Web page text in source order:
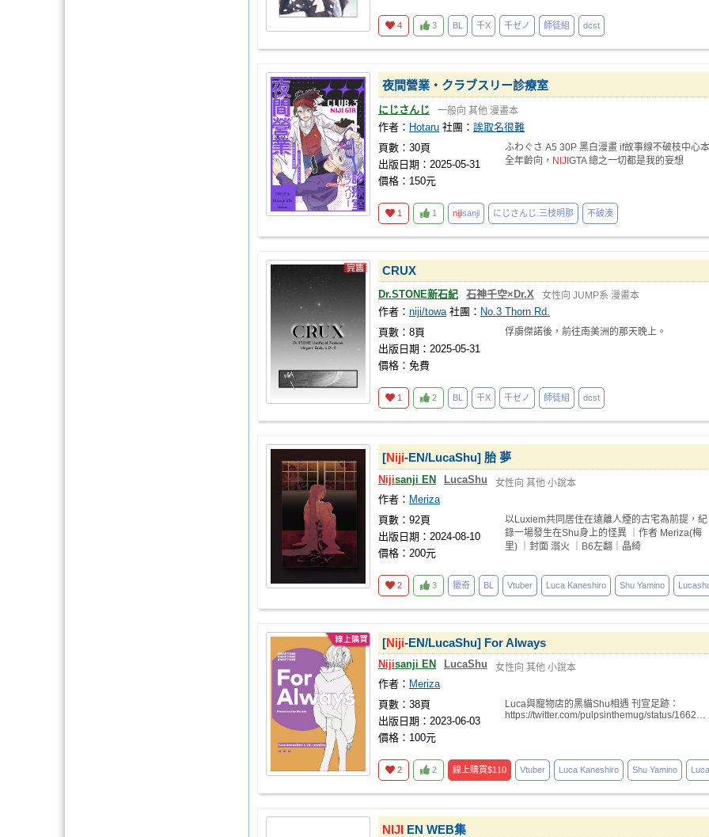
4 3 BL 千X 千ゼノ 師徒組 dcst
夜間營業・クラブスリー診療室
にじさんじ 一般向 其他 漫畫本
作者： Hotaru 社團： 誒取名很難
頁數：30頁
出版日期：2025-05-31
價格：150元
ふわぐさ A5 30P 黑白漫畫 if故事線不破枝中心本
全年齡向， NIJI GTA 總之一切都是我的妄想
1 1 nijisanji にじさんじ.三枝明那 不破湊
CRUX
Dr.STONE新石紀 石神千空×Dr.X 女性向 JUMP系 漫畫本
作者： niji/towa 社團： No.3 Thorn Rd.
頁數：8頁
出版日期：2025-05-31
價格：免費
俘虜傑諾後，前往南美洲的那天晚上。
1 2 BL 千X 千ゼノ 師徒組 dcst
[Niji-EN/LucaShu] 胎 夢
Nijisanji EN LucaShu 女性向 其他 小說本
作者： Meriza
頁數：92頁
出版日期：2024-08-10
價格：200元
以Luxiem共同居住在遠離人煙的古宅為前提，紀
錄一場發生在Shu身上的怪異 ｜作者 Meriza(梅
里) ｜封面 溺火 ｜B6左翻｜晶綺
2 3 獵奇 BL Vtuber Luca Kaneshiro Shu Yamino
[Niji-EN/LucaShu] For Always
Nijisanji EN LucaShu 女性向 其他 小說本
作者： Meriza
頁數：38頁
出版日期：2023-06-03
價格：100元
Luca與寵物店的黑貓Shu相遇 刊宣足跡：
https://twitter.com/pulpsinthemug/status/1662823
2 2 線上購買$110 Vtuber Luca Kaneshiro Shu Yamino
NIJI EN WEB集